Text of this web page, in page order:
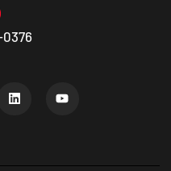
0376